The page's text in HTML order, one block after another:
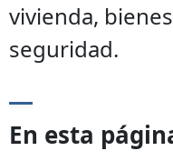
vivienda,
seguridad.
En esta